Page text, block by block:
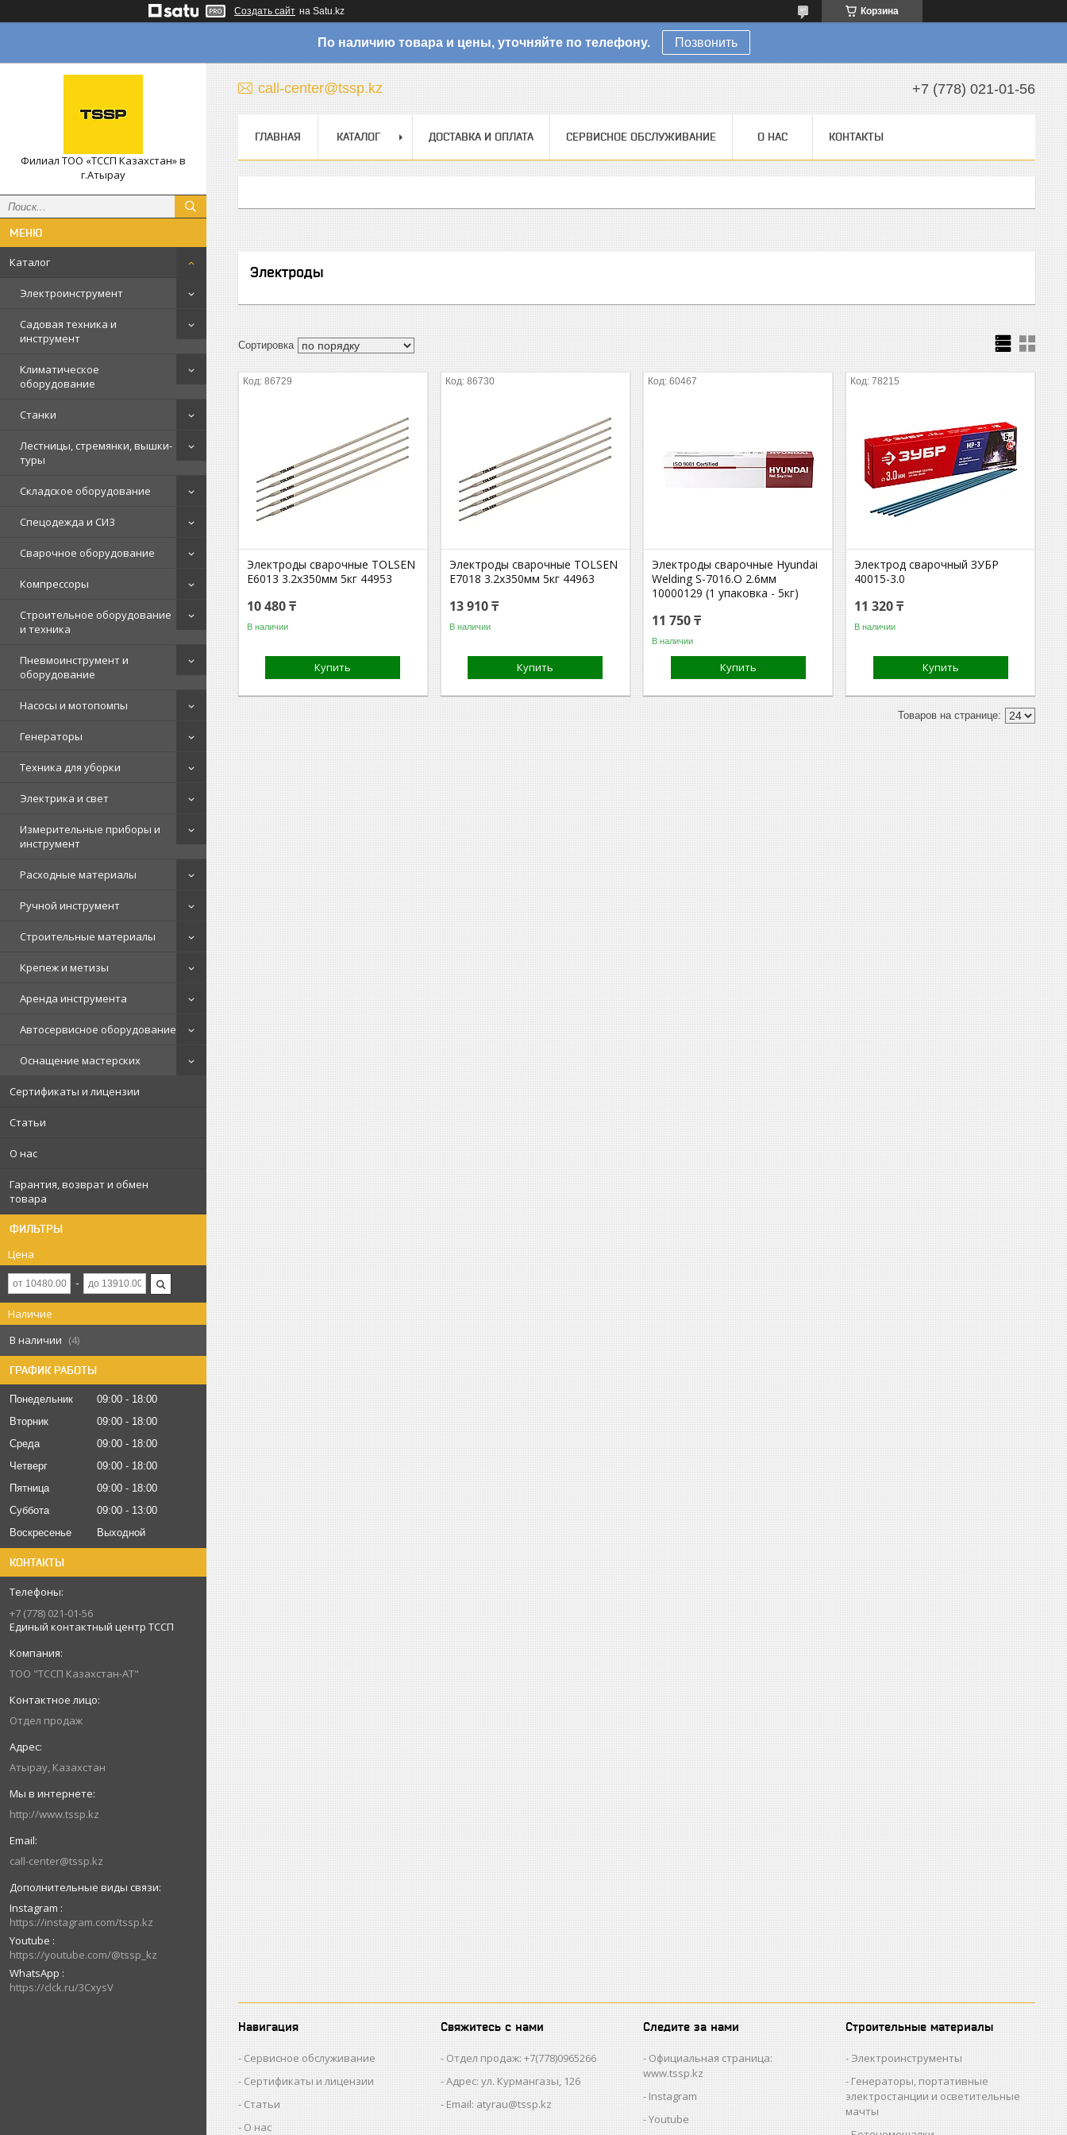
Создать сайт на Satu.kz Корзина
По наличию товара и цены, уточняйте по телефону. Позвонить
Филиал ТОО «ТССП Казахстан» в
г.Атырау
Каталог
Электроинструмент
Садовая техника и
инструмент
Климатическое
оборудование
Станки
Лестницы, стремянки, вышки-
туры
Складское оборудование
Спецодежда и СИЗ
Сварочное оборудование
Компрессоры
Строительное оборудование
и техника
Пневмоинструмент и
оборудование
Насосы и мотопомпы
Генераторы
Техника для уборки
Электрика и свет
Измерительные приборы и
инструмент
Расходные материалы
Ручной инструмент
Строительные материалы
Крепеж и метизы
Аренда инструмента
Автосервисное оборудование
Оснащение мастерских
Сертификаты и лицензии
Статьи
О нас
Гарантия, возврат и обмен
товара
ФИЛЬТРЫ
Цена
Наличие
В наличии
4
ГРАФИК РАБОТЫ
Понедельник 09:00
18:00
Вторник
09:00
18:00
Среда
09:00
18:00
Четверг
09:00
18:00
Пятница
09:00
18:00
Суббота
09:00
13:00
Воскресенье
Выходной
КОНТАКТЫ
+7 (778) 021-01-56
Единый контактный центр ТССП
ТОО "ТССП Казахстан-АТ"
Отдел продаж
Атырау, Казахстан
http://www.tssp.kz
call-center@tssp.kz
Instagram
https://instagram.com/tssp.kz
Youtube
https://youtube.com/@tssp_kz
WhatsApp
https://clck.ru/3CxysV
call-center@tssp.kz +7 (778) 021-01-56
ГЛАВНАЯ КАТАЛОГ ДОСТАВКА И ОПЛАТА СЕРВИСНОЕ ОБСЛУЖИВАНИЕ О НАС КОНТАКТЫ
Электроды
86729
Электроды сварочные TOLSEN
E6013 3.2х350мм 5кг 44953
10 480 ₸
В наличии
Купить
86730
Электроды сварочные TOLSEN
E7018 3.2х350мм 5кг 44963
13 910 ₸
В наличии
Купить
60467
Электроды сварочные Hyundai
Welding S-7016.O 2.6мм
10000129 (1 упаковка - 5кг)
11 750 ₸
В наличии
Купить
78215
Электрод сварочный ЗУБР
40015-3.0
11 320 ₸
В наличии
Купить
Навигация
Сервисное обслуживание
Сертификаты и лицензии
Статьи
О нас
Свяжитесь с нами
Отдел продаж: +7(778)0965266
Адрес: ул. Курмангазы, 126
Email: atyrau@tssp.kz
Следите за нами
Официальная страница:
www.tssp.kz
Instagram
Youtube
Строительные материалы
Электроинструменты
Генераторы, портативные
электростанции и осветительные
мачты